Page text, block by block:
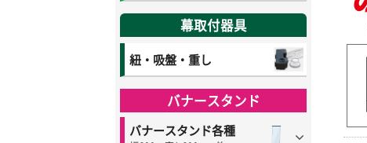
幕取付器具
紐・吸盤・重し
バナースタンド
バナースタンド各種